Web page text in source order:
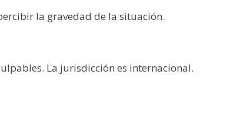
la gravedad de la situación.
La jurisdicción es internacional.